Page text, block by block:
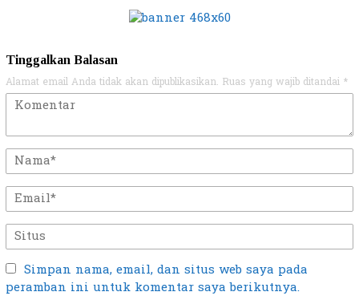
Tinggalkan Balasan
Alamat email Anda tidak akan dipublikasikan. Ruas yang wajib ditandai *
Simpan nama, email, dan situs web saya pada
peramban ini untuk komentar saya berikutnya.